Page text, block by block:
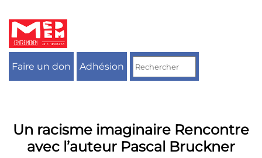
contenu
Faire un don Adhésion
Un racisme imaginaire Rencontre
avec l’auteur Pascal Bruckner